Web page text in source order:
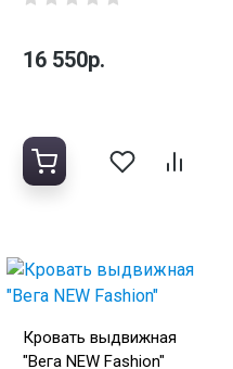
16 550р.
Кровать выдвижная
"Вега NEW Fashion"